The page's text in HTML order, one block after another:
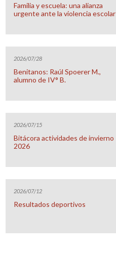
Familia y escuela: una alianza
urgente ante la violencia escolar
2026/07/28
Benitanos: Raúl Spoerer M.,
alumno de IV° B.
2026/07/15
Bitácora actividades de invierno
2026
2026/07/12
Resultados deportivos